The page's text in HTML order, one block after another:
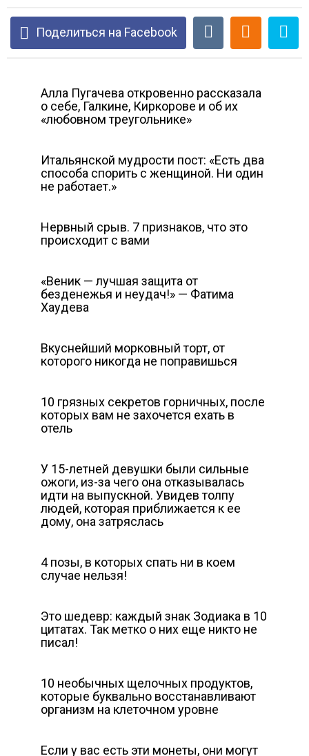
Поделиться на Facebook
Алла Пугачева откровенно рассказала
о себе, Галкине, Киркорове и об их
«любовном треугольнике»
Итальянской мудрости пост: «Есть два
способа спорить с женщиной. Ни один
не работает.»
Нервный срыв. 7 признаков, что это
происходит с вами
«Веник — лучшая защита от
безденежья и неудач!» — Фатима
Хаудева
Вкуснейший морковный торт, от
которого никогда не поправишься
10 грязных секретов горничных, после
которых вам не захочется ехать в
отель
У 15-летней девушки были сильные
ожоги, из-за чего она отказывалась
идти на выпускной. Увидев толпу
людей, которая приближается к ее
дому, она затряслась
4 позы, в которых спать ни в коем
случае нельзя!
Это шедевр: каждый знак Зодиака в 10
цитатах. Так метко о них еще никто не
писал!
10 необычных щелочных продуктов,
которые буквально восстанавливают
организм на клеточном уровне
Если у вас есть эти монеты, они могут